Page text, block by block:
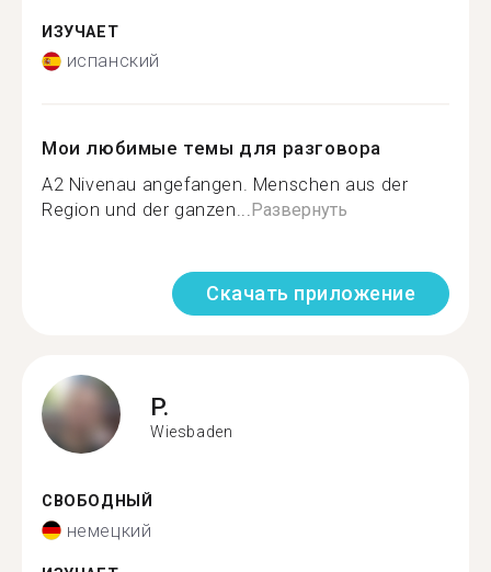
ИЗУЧАЕТ
испанский
Мои любимые темы для разговора
A2 Nivenau angefangen. Menschen aus der
Region und der ganzen...Развернуть
Скачать приложение
P.
Wiesbaden
СВОБОДНЫЙ
немецкий